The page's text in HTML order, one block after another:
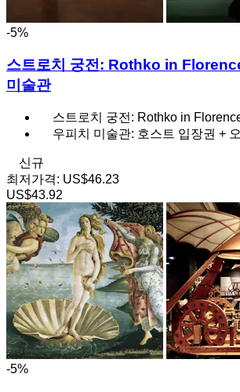
-5%
스트로치 궁전: Rothko in
미술관
스트로치 궁전: Rothko in
우피치 미술관: 호스트 입장권 +
신규
최저가격: US$46.23
US$43.92
-5%